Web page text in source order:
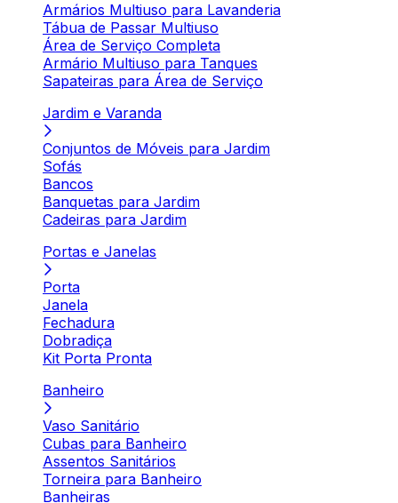
Armários Multiuso para Lavanderia
Tábua de Passar Multiuso
Área de Serviço Completa
Armário Multiuso para Tanques
Sapateiras para Área de Serviço
Jardim e Varanda
Conjuntos de Móveis para Jardim
Sofás
Bancos
Banquetas para Jardim
Cadeiras para Jardim
Portas e Janelas
Porta
Janela
Fechadura
Dobradiça
Kit Porta Pronta
Banheiro
Vaso Sanitário
Cubas para Banheiro
Assentos Sanitários
Torneira para Banheiro
Banheiras